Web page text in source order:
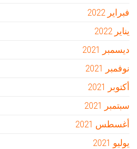
فبراير 2022
يناير 2022
ديسمبر 2021
نوفمبر 2021
أكتوبر 2021
سبتمبر 2021
أغسطس 2021
يوليو 2021